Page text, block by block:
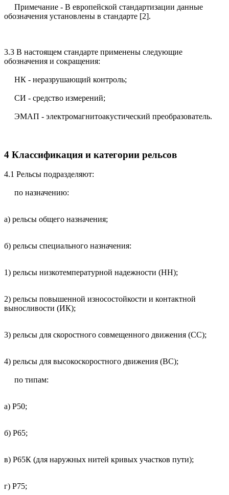
Примечание - В европейской стандартизации данные
обозначения установлены в стандарте [2].
3.3 В настоящем стандарте применены следующие
обозначения и сокращения:
НК - неразрушающий контроль;
СИ - средство измерений;
ЭМАП - электромагнитоакустический преобразователь.
4 Классификация и категории рельсов
4.1 Рельсы подразделяют:
по назначению:
а) рельсы общего назначения;
б) рельсы специального назначения:
1) рельсы низкотемпературной надежности (НН);
2) рельсы повышенной износостойкости и контактной
выносливости (ИК);
3) рельсы для скоростного совмещенного движения (СС);
4) рельсы для высокоскоростного движения (ВС);
по типам:
а) Р50;
б) Р65;
в) Р65К (для наружных нитей кривых участков пути);
г) Р75;